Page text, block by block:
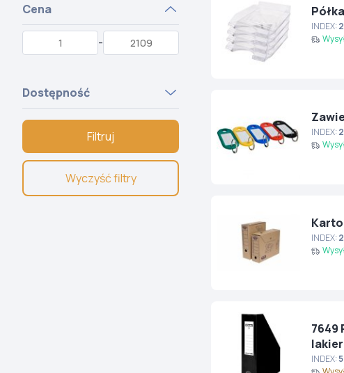
Cena
-
Dostępność
Filtruj
Wyczyść filtry
INDEX:
INDEX:
INDEX:
7649
INDEX: